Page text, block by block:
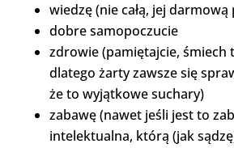
wiedzę (nie całą, jej
dobre samopoczucie
zdrowie (pamiętajcie, śmiech
dlatego żarty zawsze się
że to wyjątkowe suchary)
zabawę (nawet jeśli jest to
intelektualna, którą (jak